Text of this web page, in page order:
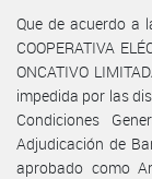
Que de acuerdo a
COOPERATIVA
ONCATIVO
impedida por las
Condiciones
Adjudicación de
aprobado como